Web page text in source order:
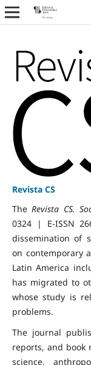
Revista CS
The Revista CS.
0324 | E-ISSN
dissemination of
on contemporary
Latin America
has migrated to
whose study is
problems.
The journal
reports, and book
science,